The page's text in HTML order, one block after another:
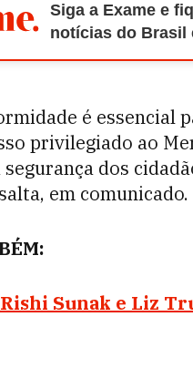
Siga a Exame e
notícias do Brasil
é essencial
privilegiado ao
segurança dos
em comunicado.
Sunak e Liz